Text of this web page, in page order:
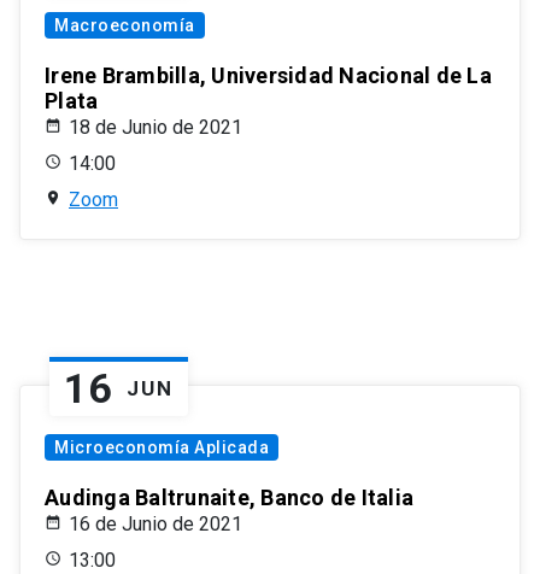
Macroeconomía
Irene Brambilla, Universidad Nacional de La
Plata
18 de Junio de 2021
14:00
Zoom
16 JUN
Microeconomía Aplicada
Audinga Baltrunaite, Banco de Italia
16 de Junio de 2021
13:00